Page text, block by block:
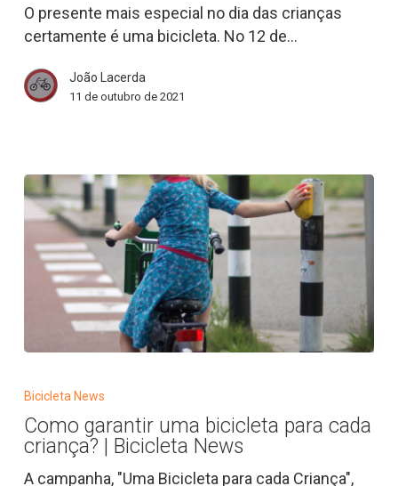
crianças
sempre
bicicleta
O presente mais especial no dia das crianças
certamente é uma bicicleta. No 12 de…
João Lacerda
11 de outubro de 2021
garantir
bicicleta
para
cada
Bicicleta News
Como garantir uma bicicleta para cada
criança? | Bicicleta News
A campanha, "Uma Bicicleta para cada Criança",